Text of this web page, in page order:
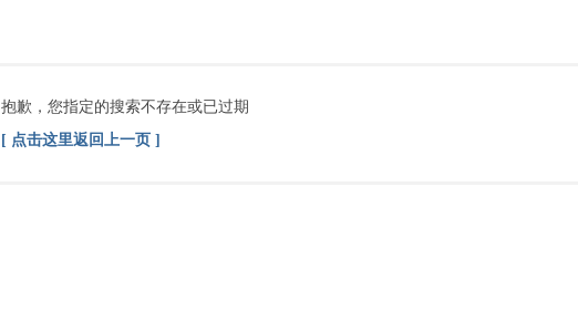
抱歉，您指定的搜索不存在或已过期
[ 点击这里返回上一页 ]